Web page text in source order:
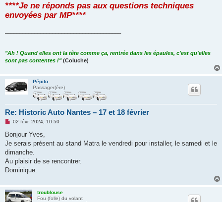
****Je ne réponds pas aux questions techniques
envoyées par MP****
"Ah ! Quand elles ont la tête comme ça, rentrée dans les épaules, c'est qu'elles
sont pas contentes !" (Coluche)
Pépito
Passager(ère)
Re: Historic Auto Nantes – 17 et 18 février
M
s
a
g
n
o
u
02 févr. 2024, 10:50
Bonjour Yves,
Je serais présent au stand Matra le vendredi pour installer, le samedi et le
dimanche.
Au plaisir de se rencontrer.
Dominique.
troublouse
Fou (folle) du volant